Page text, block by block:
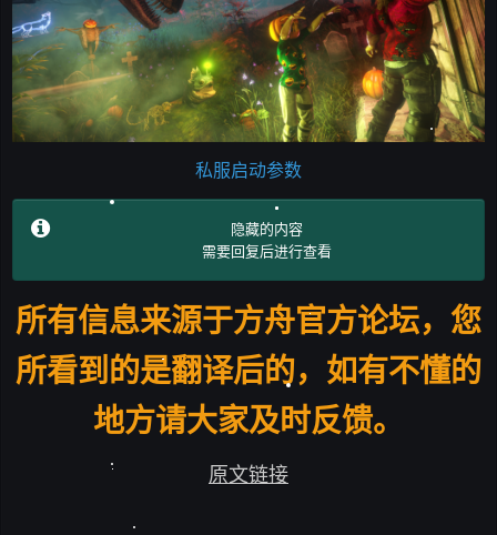
私服启动参数
隐藏的内容
需要回复后进行查看
所有信息来源于方舟官方论坛，您
所看到的是翻译后的，如有不懂的
地方请大家及时反馈。
原文链接